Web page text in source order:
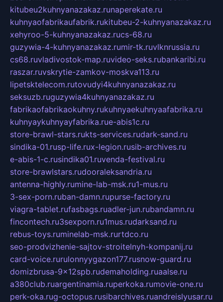
kitubeu2kuhnyanazakaz.runaperekate.ru
kuhnyaofabrikaufabrik.rukitubeu-2-kuhnyanazakaz.ru
xehyroo-5-kuhnyanazakaz.rucs-68.ru
guzywia-4-kuhnyanazakaz.rumir-tk.ruvlknrussia.ru
cs68.ruvladivostok-map.ruvideo-seks.rubankaribi.ru
raszar.ruvskrytie-zamkov-moskva113.ru
lipetsktelecom.rutovudyi4kuhnyanazakaz.ru
seksuzb.ruguzywia4kuhnyanazakaz.ru
fabrikaofabrikaokuhny.rukuhnyaekuhnyaafabrika.ru
kuhnyaykuhnyayfabrika.rue-abis1c.ru
store-brawl-stars.rukts-services.rudark-sand.ru
sindika-01.rusp-life.rux-legion.rusib-archives.ru
e-abis-1-c.rusindika01.ruvenda-festival.ru
store-brawlstars.rudooraleksandria.ru
antenna-highly.rumine-lab-msk.ru1-mus.ru
3-sex-porn.ruban-damn.rupurse-factory.ru
viagra-tablet.rufasbags.ruadler-jun.rubandamn.ru
fincontech.ru3sexporn.ru1mus.rudarksand.ru
rebus-toys.ruminelab-msk.rurtdco.ru
seo-prodvizhenie-sajtov-stroitelnyh-kompanij.ru
card-voice.rurulonnyygazon177.rusnow-guard.ru
domizbrusa-9x12spb.rudemaholding.ruaalse.ru
a380club.ruargentinamia.ruperkoka.rumovie-one.ru
perk-oka.rug-octopus.rusibarchives.ruandreislyusar.ru